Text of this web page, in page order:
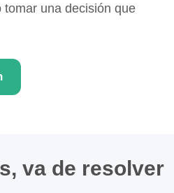
una decisión que
va de resolver